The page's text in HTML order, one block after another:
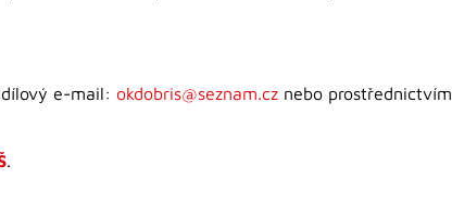
e-mail: okdobris@seznam.cz nebo prostřednictvím
.